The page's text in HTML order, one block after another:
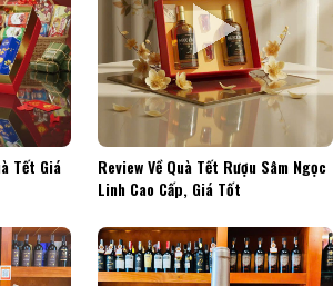
Tết Giá
Review Về Quà Tết Rượu Sâm Ngọc
Linh Cao Cấp, Giá Tốt